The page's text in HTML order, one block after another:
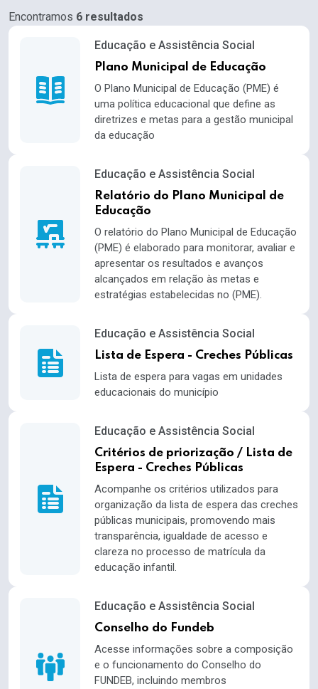
Encontramos 6 resultados
Educação e Assistência Social
Plano Municipal de Educação
O Plano Municipal de Educação (PME) é
uma política educacional que define as
diretrizes e metas para a gestão municipal
da educação
Educação e Assistência Social
Relatório do Plano Municipal de
Educação
O relatório do Plano Municipal de Educação
(PME) é elaborado para monitorar, avaliar e
apresentar os resultados e avanços
alcançados em relação às metas e
estratégias estabelecidas no (PME).
Educação e Assistência Social
Lista de Espera - Creches Públicas
Lista de espera para vagas em unidades
educacionais do município
Educação e Assistência Social
Critérios de priorização / Lista de
Espera - Creches Públicas
Acompanhe os critérios utilizados para
organização da lista de espera das creches
públicas municipais, promovendo mais
transparência, igualdade de acesso e
clareza no processo de matrícula da
educação infantil.
Educação e Assistência Social
Conselho do Fundeb
Acesse informações sobre a composição
e o funcionamento do Conselho do
FUNDEB, incluindo membros